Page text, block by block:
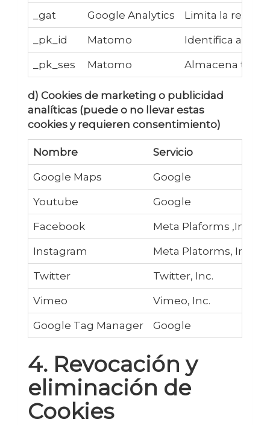
_gat Google Analytics Limita la
_pk_id Matomo Identifica al
_pk_ses Matomo Almacena
d) Cookies de marketing o publicidad
analíticas (puede o no llevar estas
cookies y requieren consentimiento)
Nombre Servicio
Google Maps Google
Youtube Google
Facebook Meta Plaforms ,Inc.
Instagram Meta Platorms, Inc.
Twitter Twitter, Inc.
Vimeo Vimeo, Inc.
Google Tag Manager Google
4. Revocación y
eliminación de
Cookies